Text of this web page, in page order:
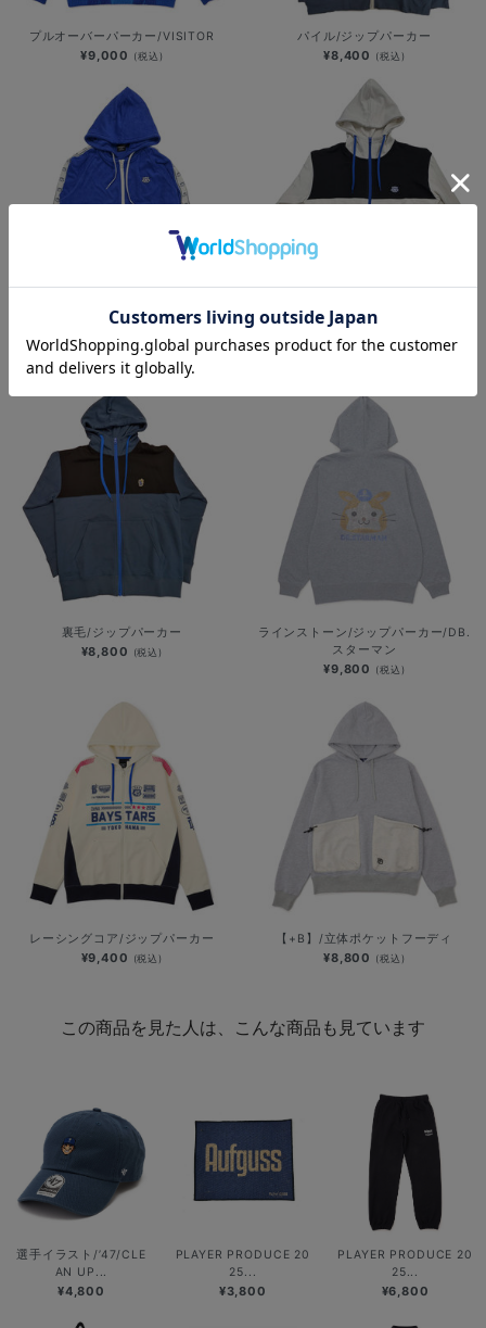
プルオーバーパーカー/VISITOR
¥9,000 (税込)
パイル/ジップパーカー
¥8,400 (税込)
パイル/ジップパーカー/DB.スターマ
ン
¥8,400 (税込)
裏毛/ジップパーカー/DB.スターマン
¥8,800(税込)
裏毛/ジップパーカー
¥8,800 (税込)
ラインストーン/ジップパーカー/DB.
スターマン
¥9,800 (税込)
レーシングコア/ジップパーカー
¥9,400 (税込)
【+B】/立体ポケットフーディ
¥8,800 (税込)
この商品を見た人は、こんな商品も見ています
選手イラスト/’47/CLE
AN UP...
¥4,800
PLAYER PRODUCE 20
25...
¥3,800
PLAYER PRODUCE 20
25...
¥6,800